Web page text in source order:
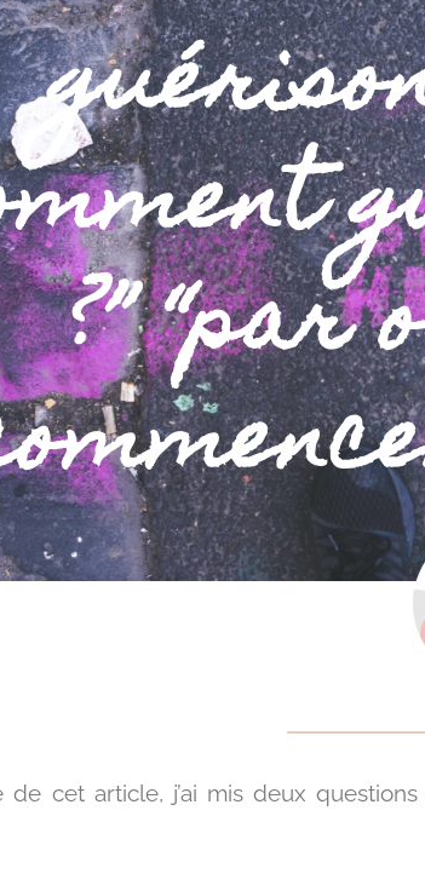
?” “par
de cet article, j’ai mis deux